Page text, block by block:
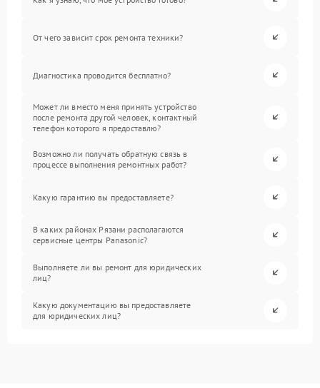
От чего зависит срок ремонта техники?
Диагностика проводится бесплатно?
Может ли вместо меня принять устройство
после ремонта другой человек, контактный
телефон которого я предоставлю?
Возможно ли получать обратную связь в
процессе выполнения ремонтных работ?
Какую гарантию вы предоставляете?
В каких районах Рязани располагаются
сервисные центры Panasonic?
Выполняете ли вы ремонт для юридических
лиц?
Какую документацию вы предоставляете
для юридических лиц?